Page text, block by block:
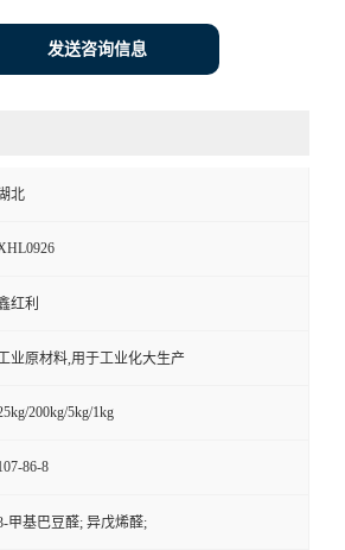
发送咨询信息
北
红利
业原材料,用于工业化大生产
200kg/5kg/1kg
86-8
甲基巴豆醛; 异戊烯醛;